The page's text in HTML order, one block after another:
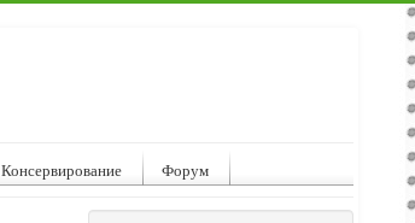
Консервирование Форум